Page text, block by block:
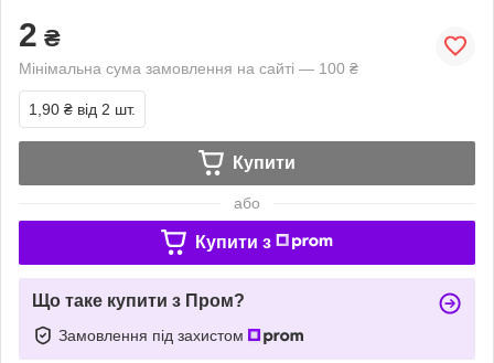
2 ₴
Мінімальна сума замовлення на сайті — 100 ₴
1,90 ₴ від 2 шт.
Купити
або
Купити з
Що таке купити з Пром?
Замовлення під захистом